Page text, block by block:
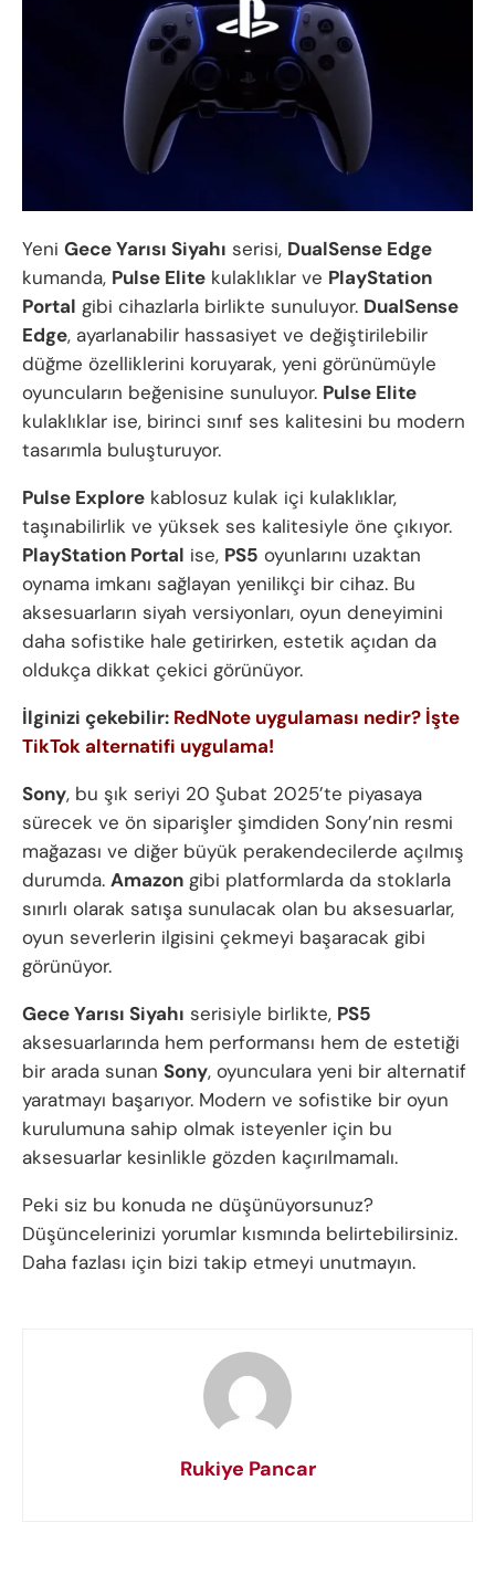
Yeni Gece Yarısı Siyahı serisi, DualSense Edge
kumanda, Pulse Elite kulaklıklar ve PlayStation
Portal gibi cihazlarla birlikte sunuluyor. DualSense
Edge, ayarlanabilir hassasiyet ve değiştirilebilir
düğme özelliklerini koruyarak, yeni görünümüyle
oyuncuların beğenisine sunuluyor. Pulse Elite
kulaklıklar ise, birinci sınıf ses kalitesini bu modern
tasarımla buluşturuyor.
Pulse Explore kablosuz kulak içi kulaklıklar,
taşınabilirlik ve yüksek ses kalitesiyle öne çıkıyor.
PlayStation Portal ise, PS5 oyunlarını uzaktan
oynama imkanı sağlayan yenilikçi bir cihaz. Bu
aksesuarların siyah versiyonları, oyun deneyimini
daha sofistike hale getirirken, estetik açıdan da
oldukça dikkat çekici görünüyor.
İlginizi çekebilir: RedNote uygulaması nedir? İşte
TikTok alternatifi uygulama!
Sony, bu şık seriyi 20 Şubat 2025’te piyasaya
sürecek ve ön siparişler şimdiden Sony’nin resmi
mağazası ve diğer büyük perakendecilerde açılmış
durumda. Amazon gibi platformlarda da stoklarla
sınırlı olarak satışa sunulacak olan bu aksesuarlar,
oyun severlerin ilgisini çekmeyi başaracak gibi
görünüyor.
Gece Yarısı Siyahı serisiyle birlikte, PS5
aksesuarlarında hem performansı hem de estetiği
bir arada sunan Sony, oyunculara yeni bir alternatif
yaratmayı başarıyor. Modern ve sofistike bir oyun
kurulumuna sahip olmak isteyenler için bu
aksesuarlar kesinlikle gözden kaçırılmamalı.
Peki siz bu konuda ne düşünüyorsunuz?
Düşüncelerinizi yorumlar kısmında belirtebilirsiniz.
Daha fazlası için bizi takip etmeyi unutmayın.
Rukiye Pancar